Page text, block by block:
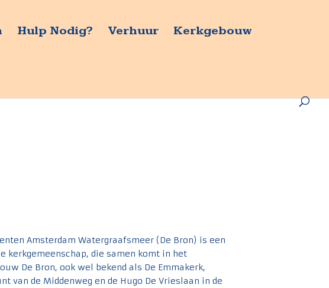
Hulp Nodig? Verhuur Kerkgebouw
Amsterdam Watergraafsmeer (De Bron) is een
kerkgemeenschap, die samen komt in het
De Bron, ook wel bekend als De Emmakerk,
van de Middenweg en de Hugo De Vrieslaan in de